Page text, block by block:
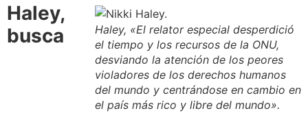
Haley, «El relator especial desperdició
el tiempo y los recursos de la ONU,
desviando la atención de los peores
violadores de los derechos humanos
del mundo y centrándose en cambio en
el país más rico y libre del mundo».
Haley,
busca